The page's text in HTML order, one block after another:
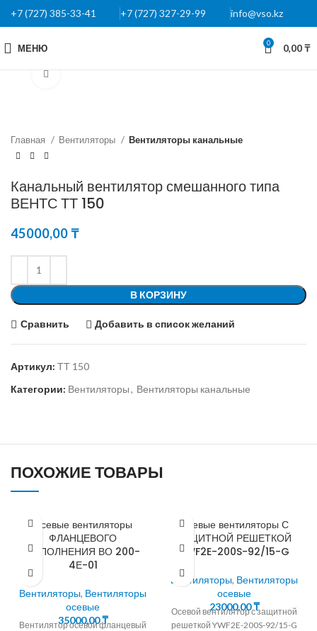
+7 (727) 385-33-41 +7 (727) 327-29-99 info@vso.kz
МЕНЮ 0 0,00₸
Главная Вентиляторы Вентиляторы канальные
Канальный вентилятор смешанного типа
ВЕНТС ТТ 150
45000,00₸
В КОРЗИНУ
Сравнить Добавить в список желаний
Артикул: ТТ 150
Категории: Вентиляторы, Вентиляторы канальные
ПОХОЖИЕ ТОВАРЫ
Осевые вентиляторы
ФЛАНЦЕВОГО
ИСПОЛНЕНИЯ ВО 200-
4Е-01
Вентиляторы, Вентиляторы
осевые
35000,00₸
Вентилятор осевой фланцевый
Осевые вентиляторы С
ЗАЩИТНОЙ РЕШЕТКОЙ
YWF2E-200S-92/15-G
Вентиляторы, Вентиляторы
осевые
23000,00₸
Осевой вентилятор с защитной
решеткой YWF2E-200S-92/15-G